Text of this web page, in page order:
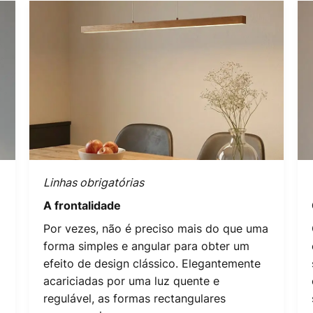
Linhas obrigatórias
A frontalidade
Por vezes, não é preciso mais do que uma
forma simples e angular para obter um
efeito de design clássico. Elegantemente
acariciadas por uma luz quente e
regulável, as formas rectangulares